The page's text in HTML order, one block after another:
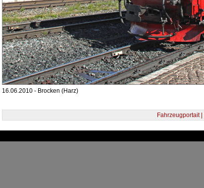
16.06.2010 - Brocken (Harz)
Fahrzeugportait |